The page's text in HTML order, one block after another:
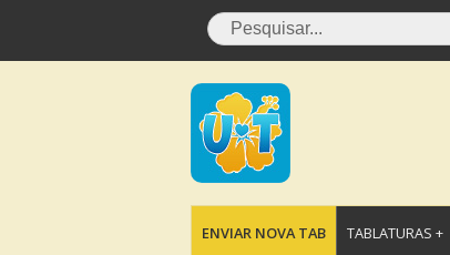
ENVIAR NOVA TAB TABLATURAS +